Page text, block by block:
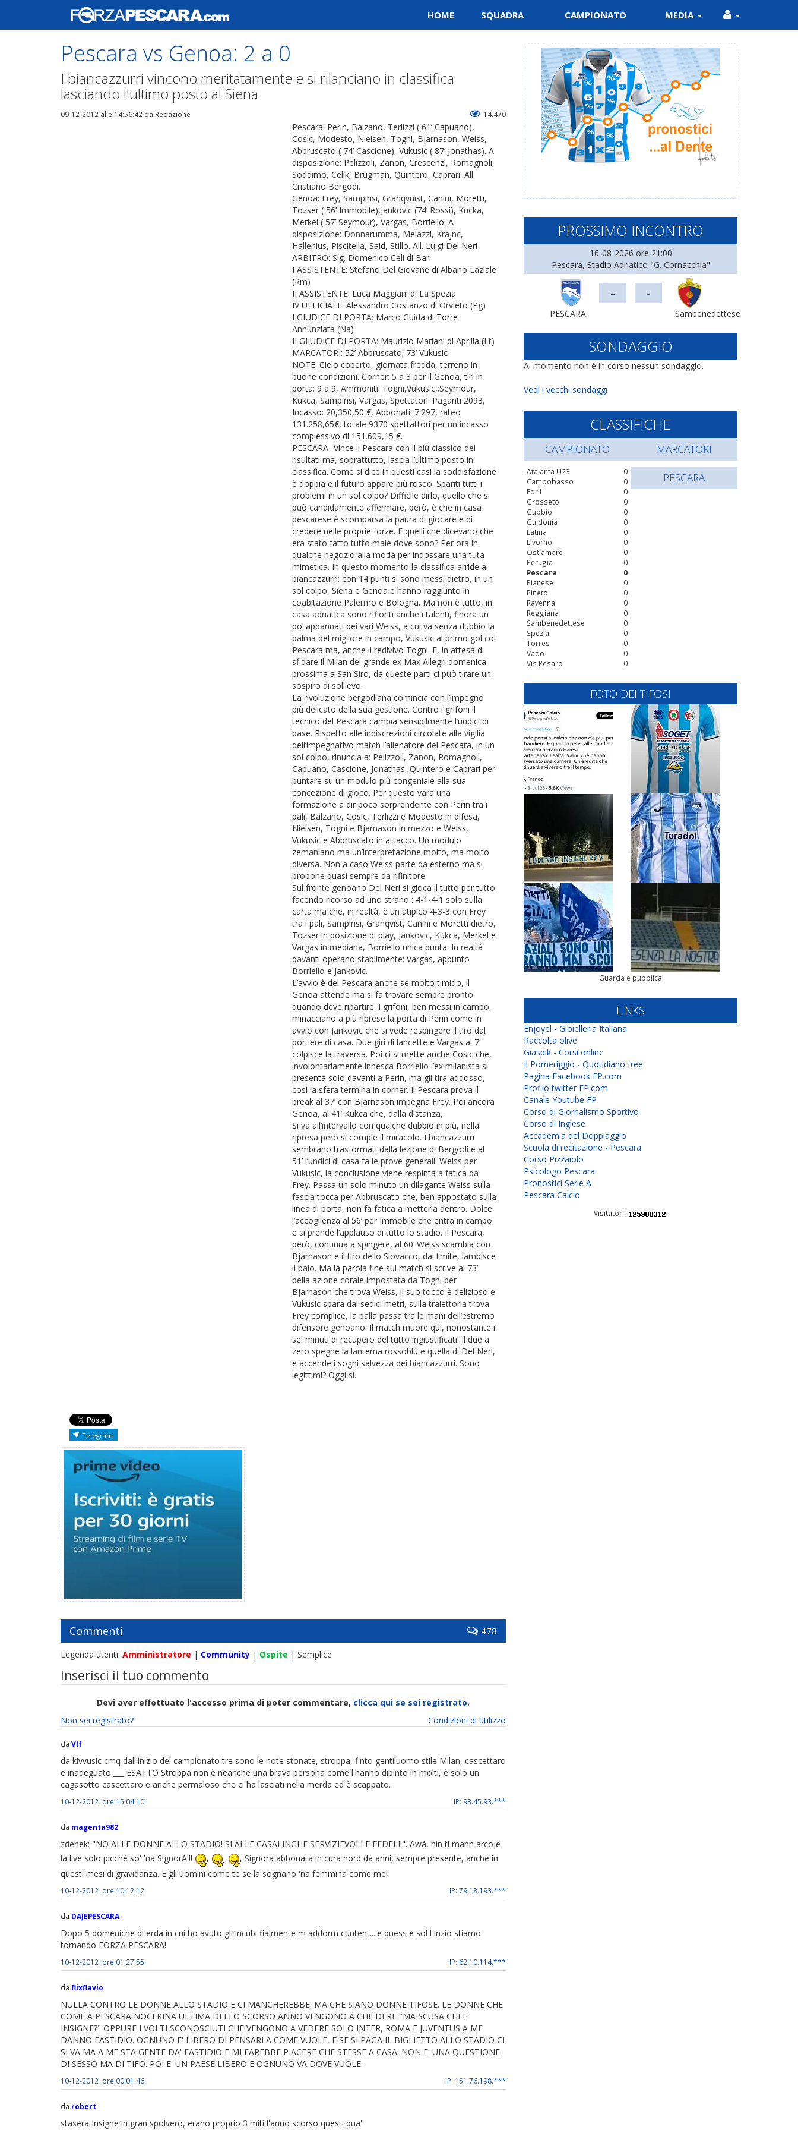
HOME SQUADRA CAMPIONATO MEDIA
Pescara vs Genoa: 2 a 0
I biancazzurri vincono meritatamente e si rilanciano in classifica
lasciando l'ultimo posto al Siena
09-12-2012 alle 14:56:42 da Redazione 14.470
Pescara: Perin, Balzano, Terlizzi ( 61’ Capuano),
Cosic, Modesto, Nielsen, Togni, Bjarnason, Weiss,
Abbruscato ( 74’ Cascione), Vukusic ( 87’ Jonathas). A
disposizione: Pelizzoli, Zanon, Crescenzi, Romagnoli,
Soddimo, Celik, Brugman, Quintero, Caprari. All.
Cristiano Bergodi.
Genoa: Frey, Sampirisi, Granqvuist, Canini, Moretti,
Tozser ( 56’ Immobile),Jankovic (74’ Rossi), Kucka,
Merkel ( 57’ Seymour), Vargas, Borriello. A
disposizione: Donnarumma, Melazzi, Krajnc,
Hallenius, Piscitella, Said, Stillo. All. Luigi Del Neri
ARBITRO: Sig. Domenico Celi di Bari
I ASSISTENTE: Stefano Del Giovane di Albano Laziale
(Rm)
II ASSISTENTE: Luca Maggiani di La Spezia
IV UFFICIALE: Alessandro Costanzo di Orvieto (Pg)
I GIUDICE DI PORTA: Marco Guida di Torre
Annunziata (Na)
II GIIUDICE DI PORTA: Maurizio Mariani di Aprilia (Lt)
MARCATORI: 52’ Abbruscato; 73’ Vukusic
NOTE: Cielo coperto, giornata fredda, terreno in
buone condizioni. Corner: 5 a 3 per il Genoa, tiri in
porta: 9 a 9, Ammoniti: Togni,Vukusic,;Seymour,
Kukca, Sampirisi, Vargas, Spettatori: Paganti 2093,
Incasso: 20,350,50 €, Abbonati: 7.297, rateo
131.258,65€, totale 9370 spettattori per un incasso
complessivo di 151.609,15 €.
PESCARA- Vince il Pescara con il più classico dei
risultati ma, soprattutto, lascia l’ultimo posto in
classifica. Come si dice in questi casi la soddisfazione
è doppia e il futuro appare più roseo. Spariti tutti i
problemi in un sol colpo? Difficile dirlo, quello che si
può candidamente affermare, però, è che in casa
pescarese è scomparsa la paura di giocare e di
credere nelle proprie forze. E quelli che dicevano che
era stato fatto tutto male dove sono? Per ora in
qualche negozio alla moda per indossare una tuta
mimetica. In questo momento la classifica arride ai
biancazzurri: con 14 punti si sono messi dietro, in un
sol colpo, Siena e Genoa e hanno raggiunto in
coabitazione Palermo e Bologna. Ma non è tutto, in
casa adriatica sono rifioriti anche i talenti, finora un
po’ appannati dei vari Weiss, a cui va senza dubbio la
palma del migliore in campo, Vukusic al primo gol col
Pescara ma, anche il redivivo Togni. E, in attesa di
sfidare il Milan del grande ex Max Allegri domenica
prossima a San Siro, da queste parti ci può tirare un
sospiro di sollievo.
La rivoluzione bergodiana comincia con l’impegno
più delicato della sua gestione. Contro i grifoni il
tecnico del Pescara cambia sensibilmente l’undici di
base. Rispetto alle indiscrezioni circolate alla vigilia
dell’impegnativo match l’allenatore del Pescara, in un
sol colpo, rinuncia a: Pelizzoli, Zanon, Romagnoli,
Capuano, Cascione, Jonathas, Quintero e Caprari per
puntare su un modulo più congeniale alla sua
concezione di gioco. Per questo vara una
formazione a dir poco sorprendente con Perin tra i
pali, Balzano, Cosic, Terlizzi e Modesto in difesa,
Nielsen, Togni e Bjarnason in mezzo e Weiss,
Vukusic e Abbruscato in attacco. Un modulo
zemaniano ma un’interpretazione molto, ma molto
diversa. Non a caso Weiss parte da esterno ma si
propone quasi sempre da rifinitore.
Sul fronte genoano Del Neri si gioca il tutto per tutto
facendo ricorso ad uno strano : 4-1-4-1 solo sulla
carta ma che, in realtà, è un atipico 4-3-3 con Frey
tra i pali, Sampirisi, Granqvist, Canini e Moretti dietro,
Tozser in posizione di play, Jankovic, Kukca, Merkel e
Vargas in mediana, Borriello unica punta. In realtà
davanti operano stabilmente: Vargas, appunto
Borriello e Jankovic.
L’avvio è del Pescara anche se molto timido, il
Genoa attende ma si fa trovare sempre pronto
quando deve ripartire. I grifoni, ben messi in campo,
minacciano a più riprese la porta di Perin come in
avvio con Jankovic che si vede respingere il tiro dal
portiere di casa. Due giri di lancette e Vargas al 7’
colpisce la traversa. Poi ci si mette anche Cosic che,
involontariamente innesca Borriello l’ex milanista si
presenta solo davanti a Perin, ma gli tira addosso,
così la sfera termina in corner. Il Pescara prova il
break al 37’ con Bjarnason impegna Frey. Poi ancora
Genoa, al 41’ Kukca che, dalla distanza,.
Si va all’intervallo con qualche dubbio in più, nella
ripresa però si compie il miracolo. I biancazzurri
sembrano trasformati dalla lezione di Bergodi e al
51’ l’undici di casa fa le prove generali: Weiss per
Vukusic, la conclusione viene respinta a fatica da
Frey. Passa un solo minuto un dilagante Weiss sulla
fascia tocca per Abbruscato che, ben appostato sulla
linea di porta, non fa fatica a metterla dentro. Dolce
l’accoglienza al 56’ per Immobile che entra in campo
e si prende l’applauso di tutto lo stadio. Il Pescara,
però, continua a spingere, al 60’ Weiss scambia con
Bjarnason e il tiro dello Slovacco, dal limite, lambisce
il palo. Ma la parola fine sul match si scrive al 73’:
bella azione corale impostata da Togni per
Bjarnason che trova Weiss, il suo tocco è delizioso e
Vukusic spara dai sedici metri, sulla traiettoria trova
Frey complice, la palla passa tra le mani dell’estremo
difensore genoano. Il match muore qui, nonostante i
sei minuti di recupero del tutto ingiustificati. Il due a
zero spegne la lanterna rossoblù e quella di Del Neri,
e accende i sogni salvezza dei biancazzurri. Sono
legittimi? Oggi sì.
Telegram
Commenti 478
Legenda utenti: Amministratore | Community | Ospite | Semplice
Inserisci il tuo commento
Devi aver effettuato l'accesso prima di poter commentare, clicca qui se sei registrato.
Condizioni di utilizzo
Non sei registrato?
da Vlf
da kivvusic cmq dall'inizio del campionato tre sono le note stonate, stroppa, finto gentiluomo stile Milan, cascettaro
e inadeguato,___ ESATTO Stroppa non è neanche una brava persona come l'hanno dipinto in molti, è solo un
cagasotto cascettaro e anche permaloso che ci ha lasciati nella merda ed è scappato.
10-12-2012 ore 15:04:10 IP: 93.45.93.***
da magenta982
zdenek: "NO ALLE DONNE ALLO STADIO! SI ALLE CASALINGHE SERVIZIEVOLI E FEDELI!". Awà, nin ti mann arcoje
la live solo picchè so' 'na SignorA!!!
Signora abbonata in cura nord da anni, sempre presente, anche in
questi mesi di gravidanza. E gli uomini come te se la sognano 'na femmina come me!
10-12-2012 ore 10:12:12 IP: 79.18.193.***
da DAJEPESCARA
Dopo 5 domeniche di erda in cui ho avuto gli incubi fialmente m addorm cuntent....e quess e sol l inzio stiamo
tornando FORZA PESCARA!
10-12-2012 ore 01:27:55 IP: 62.10.114.***
da flixflavio
NULLA CONTRO LE DONNE ALLO STADIO E CI MANCHEREBBE. MA CHE SIANO DONNE TIFOSE. LE DONNE CHE
COME A PESCARA NOCERINA ULTIMA DELLO SCORSO ANNO VENGONO A CHIEDERE "MA SCUSA CHI E'
INSIGNE?" OPPURE I VOLTI SCONOSCIUTI CHE VENGONO A VEDERE SOLO INTER, ROMA E JUVENTUS A ME
DANNO FASTIDIO. OGNUNO E' LIBERO DI PENSARLA COME VUOLE, E SE SI PAGA IL BIGLIETTO ALLO STADIO CI
SI VA MA A ME STA GENTE DA' FASTIDIO E MI FAREBBE PIACERE CHE STESSE A CASA. NON E' UNA QUESTIONE
DI SESSO MA DI TIFO. POI E' UN PAESE LIBERO E OGNUNO VA DOVE VUOLE.
10-12-2012 ore 00:01:46 IP: 151.76.198.***
da robert
stasera Insigne in gran spolvero, erano proprio 3 miti l'anno scorso questi qua'
PROSSIMO INCONTRO
16-08-2026 ore 21:00
Pescara, Stadio Adriatico "G. Cornacchia"
PESCARA
- -
Sambenedettese
SONDAGGIO
Al momento non è in corso nessun sondaggio.
Vedi i vecchi sondaggi
CLASSIFICHE
CAMPIONATO
0
Atalanta U23
0
Campobasso
0
Forlì
0
Grosseto
0
Gubbio
0
Guidonia
0
Latina
0
Livorno
0
Ostiamare
0
Perugia
0
Pescara
0
Pianese
0
Pineto
0
Ravenna
0
Reggiana
0
Sambenedettese
0
Spezia
0
Torres
0
Vado
0
Vis Pesaro
MARCATORI
PESCARA
FOTO DEI TIFOSI
Guarda e pubblica
LINKS
Enjoyel - Gioielleria Italiana
Raccolta olive
Giaspik - Corsi online
Il Pomeriggio - Quotidiano free
Pagina Facebook FP.com
Profilo twitter FP.com
Canale Youtube FP
Corso di Giornalismo Sportivo
Corso di Inglese
Accademia del Doppiaggio
Scuola di recitazione - Pescara
Corso Pizzaiolo
Psicologo Pescara
Pronostici Serie A
Pescara Calcio
Visitatori: